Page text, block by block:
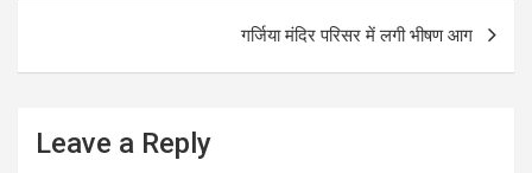
गर्जिया मंदिर परिसर में लगी भीषण आग
Leave a Reply